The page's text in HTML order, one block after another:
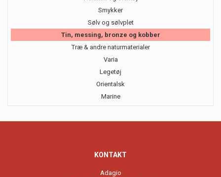
Smykker
Sølv og sølvplet
Tin, messing, bronze og kobber
Træ & andre naturmaterialer
Varia
Legetøj
Orientalsk
Marine
KONTAKT
Adagio